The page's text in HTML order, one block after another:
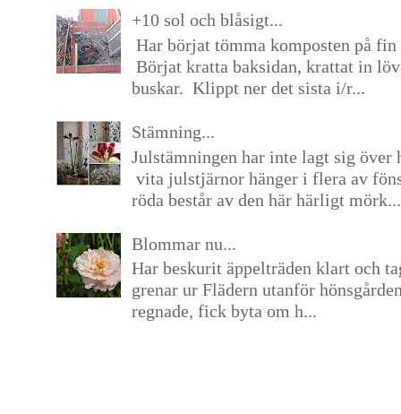
+10 sol och blåsigt...
Har börjat tömma komposten på
Börjat kratta baksidan, krattat in
buskar. Klippt ner det sista i/r...
Stämning...
Julstämningen har inte lagt sig över
vita julstjärnor hänger i flera av
röda består av den här härligt mörk...
Blommar nu...
Har beskurit äppelträden klart och
grenar ur Flädern utanför
regnade, fick byta om h...